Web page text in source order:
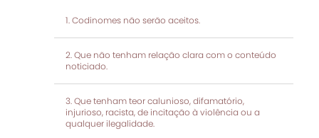
Codinomes não serão aceitos.
Que não tenham relação clara com o conteúdo
noticiado.
Que tenham teor calunioso, difamatório,
injurioso, racista, de incitação à violência ou a
qualquer ilegalidade.